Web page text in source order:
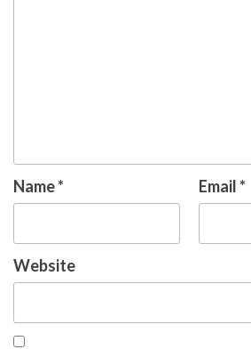
Name* Email*
Website